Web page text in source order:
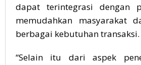
dapat terintegrasi dengan
memudahkan masyarakat
berbagai kebutuhan transaksi.
“Selain itu dari aspek